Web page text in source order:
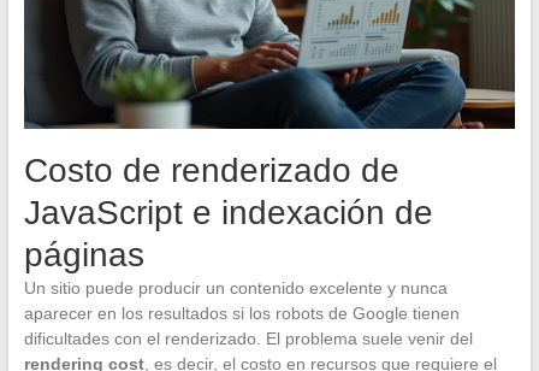
Costo de renderizado de
JavaScript e indexación de
páginas
Un sitio puede producir un contenido excelente y nunca
aparecer en los resultados si los robots de Google tienen
dificultades con el renderizado. El problema suele venir del
rendering cost, es decir, el costo en recursos que requiere el